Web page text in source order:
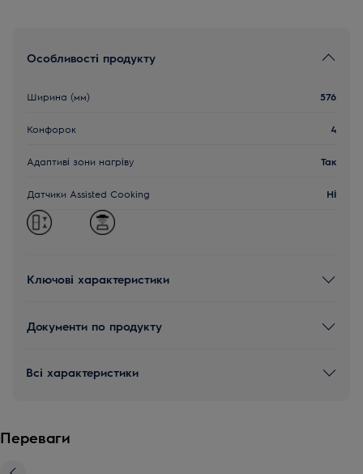
Особливості продукту
Ширина (мм) 576
Конфорок 4
Адаптиві зони нагріву Так
Датчики Assisted Cooking Ні
Ключові характеристики
Документи по продукту
Всі характеристики
Переваги